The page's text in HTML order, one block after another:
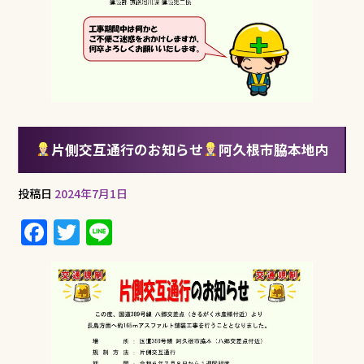
片側交互通行のお知らせ 阿久根市脇本地内
投稿日 2024年7月1日
F
a
c
T
w
it
te
r
e